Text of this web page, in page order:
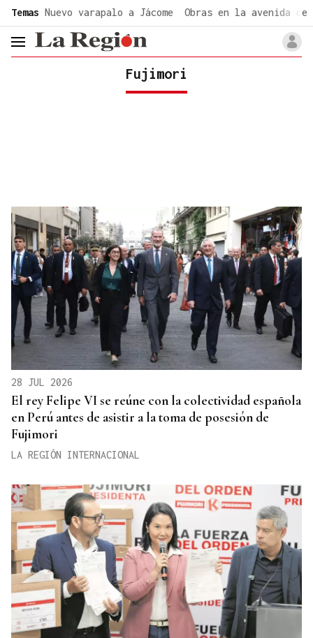
Temas Nuevo varapalo a Jácome Obras en la avenida de
header.menu.open
Fujimori
28 JUL 2026
El rey Felipe VI se reúne con la colectividad española
en Perú antes de asistir a la toma de posesión de
Fujimori
LA REGIÓN INTERNACIONAL